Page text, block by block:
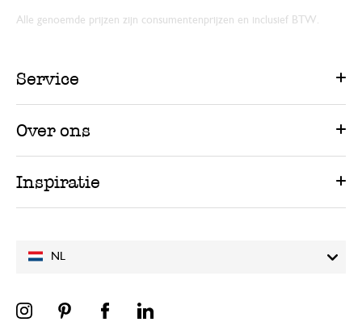
NL
Alle genoemde prijzen zijn consumentenprijzen en inclusief BTW.
Service
Over ons
Inspiratie